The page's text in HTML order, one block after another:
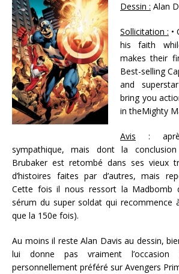
Dessin : Alan
Sollicitation : •
his faith
makes their
Best-selling
and
bring you
in theMighty
Avis :
sympathique, mais dont la
Brubaker est retombé dans ses vieux
d’histoires faites par d’autres, mais
Cette fois il nous ressort la Madbomb
sérum du super soldat qui recommence
que la 150e fois).
Au moins il reste Alan Davis au dessin,
lui donne pas vraiment l’occasion
personnellement préféré sur Avengers